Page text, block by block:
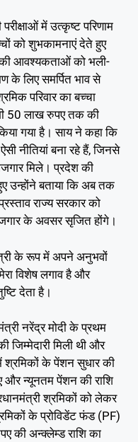
में उत्कृष्ट परिणाम
को शुभकामनाएं देते हुए
की आवश्यकताओं को भली-
लिए समर्पित भाव से
परिवार का बच्चा
50 लाख रुपए तक की
गया है। साय ने कहा कि
नीतियां बना रहे हैं, जिनसे
मिले। प्रदेश की
उन्होंने बताया कि अब तक
राज्य सरकार को
के अवसर सृजित होंगे।
के रूप में अपने अनुभवों
विशेष लगाव है और
देता है।
नरेंद्र मोदी के प्रथम
जिम्मेदारी मिली थी और
के पेंशन सुधार की
और न्यूनतम पेंशन की राशि
श्रमिकों को लेकर
के प्रोविडेंट फंड (PF)
की अन्क्लेम्ड राशि का